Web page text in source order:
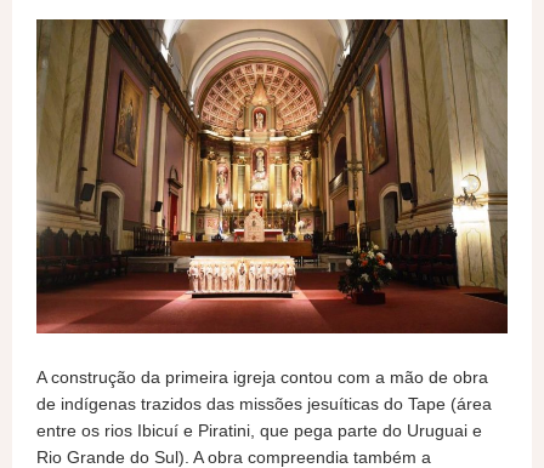
A construção da primeira igreja contou com a mão de obra
de indígenas trazidos das missões jesuíticas do Tape (área
entre os rios Ibicuí e Piratini, que pega parte do Uruguai e
Rio Grande do Sul). A obra compreendia também a